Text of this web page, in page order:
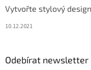
Vytvořte stylový
10.12.2021
Odebírat newsletter